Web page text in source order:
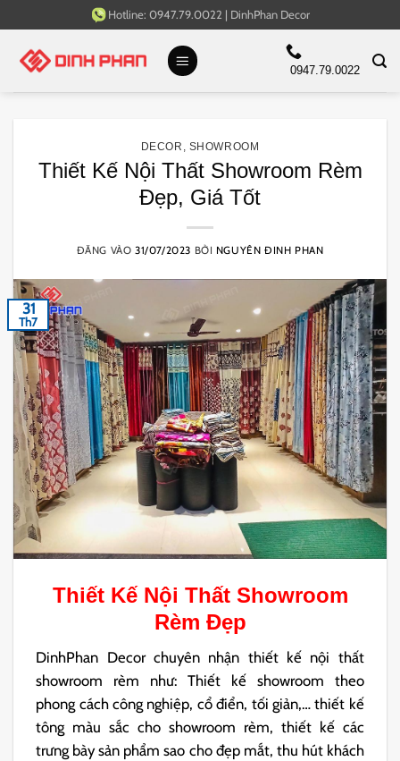
qua
Hotline: 0947.79.0022 | DinhPhan Decor
0947.79.0022
DECOR SHOWROOM
Thiết Kế Nội Thất Showroom Rèm
Đẹp, Giá Tốt
ĐĂNG VÀO31/07/2023 BỞI NGUYÊN ĐINH PHAN
31
Th7
Thiết Kế Nội Thất Showroom
Rèm Đẹp
DinhPhan Decor chuyên nhận thiết kế nội thất
showroom rèm như: Thiết kế showroom theo
phong cách công nghiệp, cổ điển, tối giản,… thiết kế
tông màu sắc cho showroom rèm, thiết kế các
trưng bày sản phẩm sao cho đẹp mắt, thu hút khách